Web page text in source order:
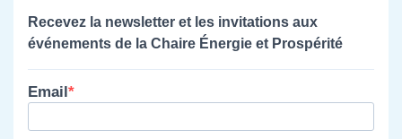
Recevez la newsletter et les invitations aux
événements de la Chaire Énergie et Prospérité
Email